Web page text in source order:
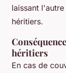
laissant
héritiers.
héritiers
En cas de